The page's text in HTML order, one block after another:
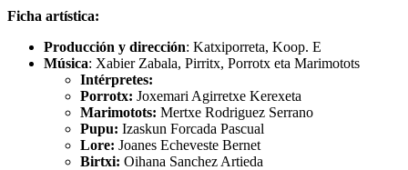
Ficha artística:
Producción y dirección: Katxiporreta, Koop. E
Música: Xabier Zabala, Pirritx, Porrotx eta Marimotots
Intérpretes:
Porrotx: Joxemari Agirretxe Kerexeta
Marimotots: Mertxe Rodriguez Serrano
Pupu: Izaskun Forcada Pascual
Lore: Joanes Echeveste Bernet
Birtxi: Oihana Sanchez Artieda